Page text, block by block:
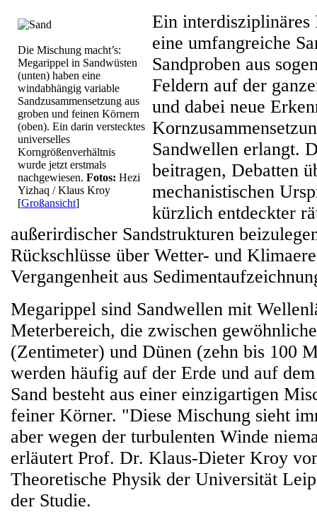
Die Mischung macht’s:
Megarippel in Sandwüsten
(unten) haben eine
windabhängig variable
Sandzusammensetzung aus
groben und feinen Körnern
(oben). Ein darin verstecktes
universelles
Korngrößenverhältnis
wurde jetzt erstmals
nachgewiesen. Fotos: Hezi
Yizhaq / Klaus Kroy
[Großansicht]
Ein interdisziplinäres
eine umfangreiche
Sandproben aus
Feldern auf der
und dabei neue
Sandwellen erlangt.
beitragen, Debatten
mechanistischen
kürzlich entdeckter
außerirdischer Sandstrukturen
Rückschlüsse über Wetter- und
Vergangenheit aus
Megarippel sind Sandwellen mit
Meterbereich, die zwischen
(Zentimeter) und Dünen (zehn bis 100
werden häufig auf der Erde und auf
Sand besteht aus einer einzigartigen
feiner Körner. "Diese Mischung sieht
aber wegen der turbulenten Winde
erläutert Prof. Dr. Klaus-Dieter Kroy
Theoretische Physik der Universität
der Studie.